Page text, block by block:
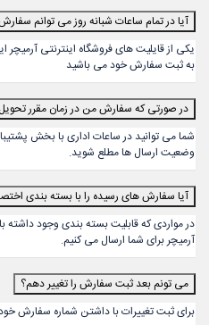
آیا در تمام ساعات شبانه روز می توانم
یکی از قایلیت های فروشگاه اینترنتی
به ثبت سفارش خود می باشید
در صورتی که سفارش من در زمان مقرر
شما می توانید در ساعات اداری با بخش
وضعیت ارسال ها مطلع شوید.
آیا سفارش های رسیده را با بسته بندی
در مواردی که قابلیت بسته بندی وجود
آرمیچر برای شما ارسال می کنیم.
می تونم بعد ثبت سفارش را تغییر دهم؟
برای ثبت تغییرات با داشتن شماره سفارش